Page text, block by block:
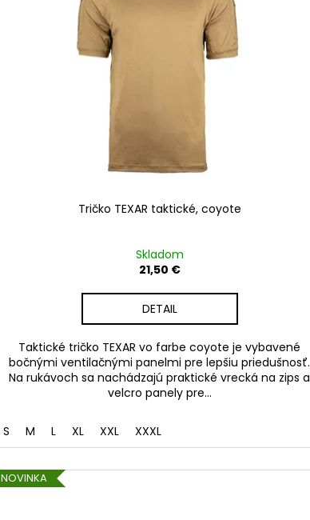
Tričko TEXAR taktické, coyote
Skladom
21,50 €
DETAIL
Taktické tričko TEXAR vo farbe coyote je vybavené
bočnými ventilačnými panelmi pre lepšiu priedušnosť.
Na rukávoch sa nachádzajú praktické vrecká na zips a
velcro panely pre...
S M L XL XXL XXXL
NOVINKA